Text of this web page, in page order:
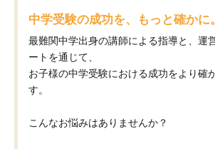
中学受験の成功を、もっと確かに。
最難関中学出身の講師による指導と、運
ートを通じて、
お子様の中学受験における成功をより確
す。
こんなお悩みはありませんか？